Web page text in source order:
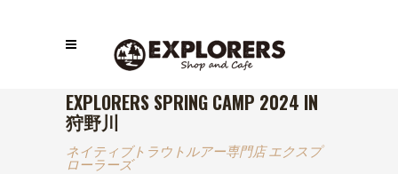
EXPLORERS SPRING CAMP 2024 IN
狩野川
ネイティブトラウトルアー専門店 エクスプ
ローラーズ